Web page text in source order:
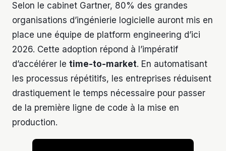
Selon le cabinet Gartner, 80% des grandes
organisations d’ingénierie logicielle auront mis en
place une équipe de platform engineering d’ici
2026. Cette adoption répond à l’impératif
d’accélérer le time-to-market. En automatisant
les processus répétitifs, les entreprises réduisent
drastiquement le temps nécessaire pour passer
de la première ligne de code à la mise en
production.